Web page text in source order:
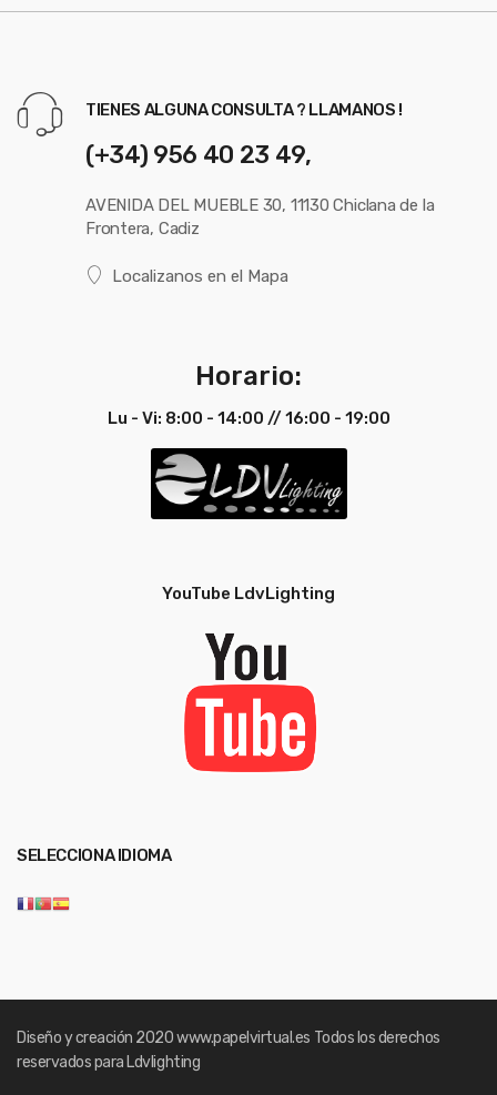
TIENES ALGUNA CONSULTA ? LLAMANOS !
(+34) 956 40 23 49,
AVENIDA DEL MUEBLE 30, 11130 Chiclana de la
Frontera, Cadiz
Localizanos en el Mapa
Horario:
Lu - Vi: 8:00 - 14:00 // 16:00 - 19:00
YouTube LdvLighting
SELECCIONA IDIOMA
Diseño y creación 2020www.papelvirtual.es Todos los derechos
reservados para Ldvlighting